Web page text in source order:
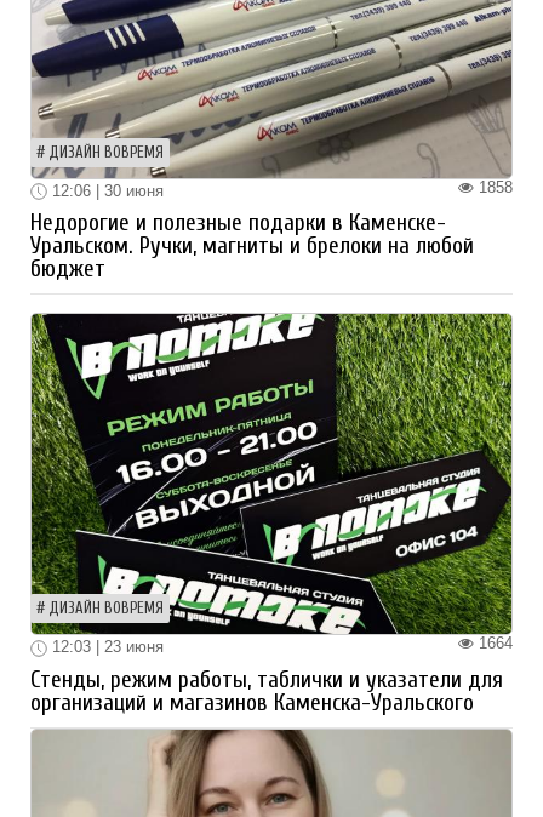
ДИЗАЙН ВОВРЕМЯ
1858
12:06 | 30 июня
Недорогие и полезные подарки в Каменске-
Уральском. Ручки, магниты и брелоки на любой
бюджет
ДИЗАЙН ВОВРЕМЯ
1664
12:03 | 23 июня
Стенды, режим работы, таблички и указатели для
организаций и магазинов Каменска-Уральского